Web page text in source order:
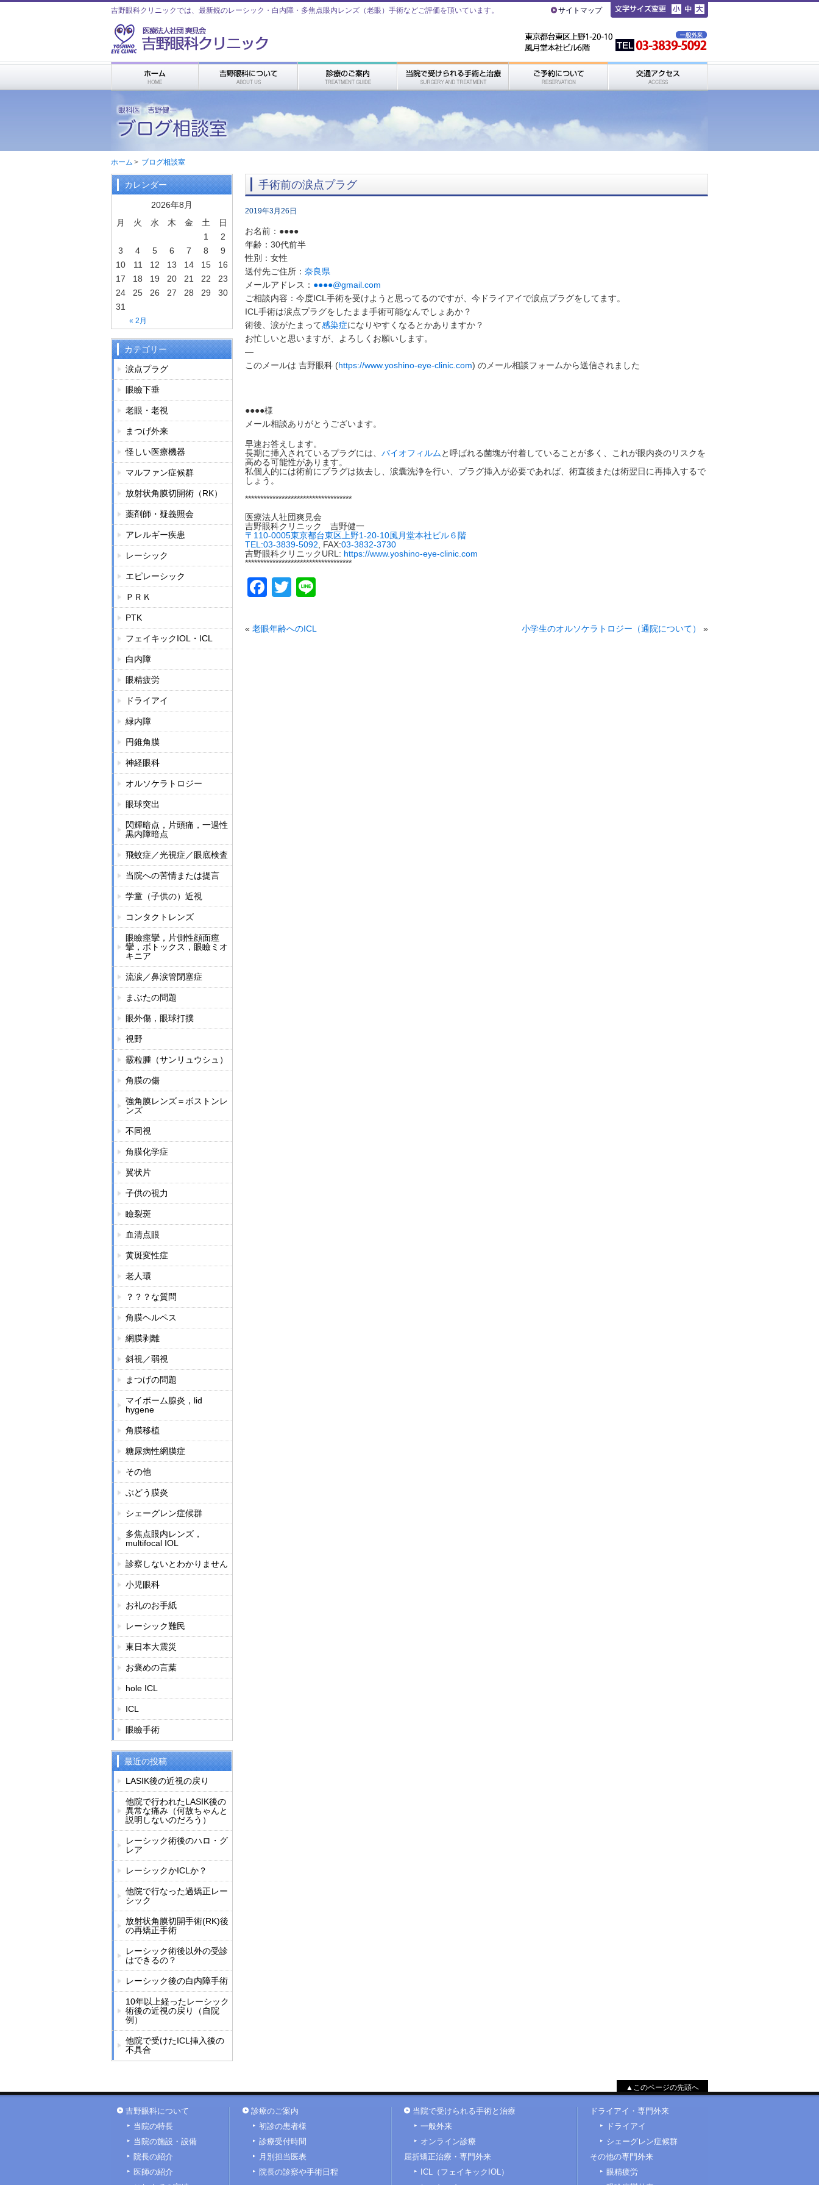
吉野眼科クリニックでは、最新鋭のレーシック・白内障・多焦点眼内レンズ（老眼）手術などご評価を頂いています。 サイトマップ
ホーム > ブログ相談室
手術前の涙点プラグ
2019年3月26日
お名前：●●●●
年齢：30代前半
性別：女性
送付先ご住所： 奈良県
メールアドレス： ●●●●@gmail.com
ご相談内容：今度ICL手術を受けようと思ってるのですが、今ドライアイで涙点プラグをしてます。
ICL手術は涙点プラグをしたまま手術可能なんでしょあか？
術後、涙がたまって感染症になりやすくなるとかありますか？
お忙しいと思いますが、よろしくお願いします。
—
このメールは 吉野眼科 (https://www.yoshino-eye-clinic.com) のメール相談フォームから送信されました
●●●●様
メール相談ありがとうございます。
早速お答えします。
長期に挿入されているプラグには、 バイオフィルムと呼ばれる菌塊が付着していることが多く、これが眼内炎のリスクを
高める可能性があります。
私個人的には術前にプラグは抜去し、涙囊洗浄を行い、プラグ挿入が必要であれば、術直後または術翌日に再挿入するで
しょう。
***********************************
医療法人社団爽見会
吉野眼科クリニック 吉野健一
〒 110-0005東京都台東区上野1-20-10風月堂本社ビル６階
TEL:03-3839-5092 , FAX:03-3832-3730
吉野眼科クリニックURL: https://www.yoshino-eye-clinic.com
***********************************
Facebook
Twitter
« 老眼年齢へのICL 小学生のオルソケラトロジー（通院について） »
カレンダー
2026年8月
月
火 水 木 金 土 日
« 2月
1
2
3
4 5 6 7 8
9
10
11 12 13 14 15
16
17
18 19 20 21 22
23
24
25 26 27 28 29
30
31
カテゴリー
涙点プラグ
眼瞼下垂
老眼・老視
まつげ外来
怪しい医療機器
マルファン症候群
放射状角膜切開術（RK）
薬剤師・疑義照会
アレルギー疾患
レーシック
エピレーシック
ＰＲＫ
PTK
フェイキックIOL・ICL
白内障
眼精疲労
ドライアイ
緑内障
円錐角膜
神経眼科
オルソケラトロジー
眼球突出
閃輝暗点，片頭痛，一過性
黒内障暗点
飛蚊症／光視症／眼底検査
当院への苦情または提言
学童（子供の）近視
コンタクトレンズ
眼瞼痙攣，片側性顔面痙
攣，ボトックス，眼瞼ミオ
キニア
流涙／鼻涙管閉塞症
まぶたの問題
眼外傷，眼球打撲
視野
霰粒腫（サンリュウシュ）
角膜の傷
強角膜レンズ＝ボストンレ
ンズ
不同視
角膜化学症
翼状片
子供の視力
瞼裂斑
血清点眼
黄斑変性症
老人環
？？？な質問
角膜ヘルペス
網膜剥離
斜視／弱視
まつげの問題
マイボーム腺炎，lid
hygene
角膜移植
糖尿病性網膜症
その他
ぶどう膜炎
シェーグレン症候群
多焦点眼内レンズ，
multifocal IOL
診察しないとわかりません
小児眼科
お礼のお手紙
レーシック難民
東日本大震災
お褒めの言葉
hole ICL
ICL
眼瞼手術
最近の投稿
LASIK後の近視の戻り
他院で行われたLASIK後の
異常な痛み（何故ちゃんと
説明しないのだろう）
レーシック術後のハロ・グ
レア
レーシックかICLか？
他院で行なった過矯正レー
シック
放射状角膜切開手術(RK)後
の再矯正手術
レーシック術後以外の受診
はできるの？
レーシック後の白内障手術
10年以上経ったレーシック
術後の近視の戻り（自院
例）
他院で受けたICL挿入後の
不具合
▲このページの先頭へ
吉野眼科について
当院の特長
当院の施設・設備
院長の紹介
医師の紹介
診療のご案内
初診の患者様
診療受付時間
月別担当医表
院長の診察や手術日程
当院で受けられる手術と治療
一般外来
オンライン診療
屈折矯正治療・専門外来
ICL（フェイキックIOL）
ドライアイ・専門外来
ドライアイ
シェーグレン症候群
その他の専門外来
眼精疲労